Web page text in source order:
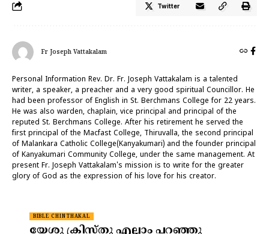
Twitter
Fr Joseph Vattakalam
Personal Information Rev. Dr. Fr. Joseph Vattakalam is a talented
writer, a speaker, a preacher and a very good spiritual Councillor. He
had been professor of English in St. Berchmans College for 22 years.
He was also warden, chaplain, vice principal and principal of the
reputed St. Berchmans College. After his retirement he served the
first principal of the Macfast College, Thiruvalla, the second principal
of Malankara Catholic College(Kanyakumari) and the founder principal
of Kanyakumari Community College, under the same management. At
present Fr. Joseph Vattakalam's mission is to write for the greater
glory of God as the expression of his love for his creator.
BIBLE CHINTHAKAL
യേശു ക്രിസ്തു എല്ലാം പറഞ്ഞു